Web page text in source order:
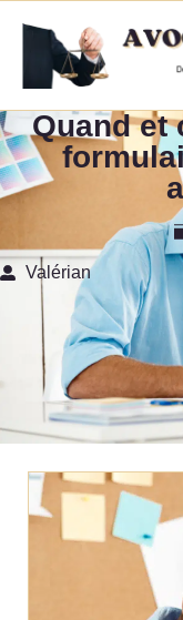
Quand et
Valérian